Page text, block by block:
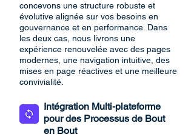
concevons une structure robuste et
évolutive alignée sur vos besoins en
gouvernance et en performance. Dans
les deux cas, nous livrons une
expérience renouvelée avec des pages
modernes, une navigation intuitive, des
mises en page réactives et une meilleure
convivialité.
Intégration Multi-plateforme
pour des Processus de Bout
en Bout